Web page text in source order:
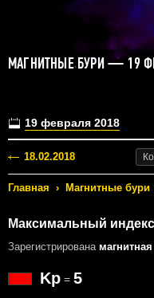
МАГНИТНЫЕ БУРИ — 19
19 февраля 2018
18.02.2018
Главная › Магнитные бури
Максимальный
Зарегистрирована
Kp = 5